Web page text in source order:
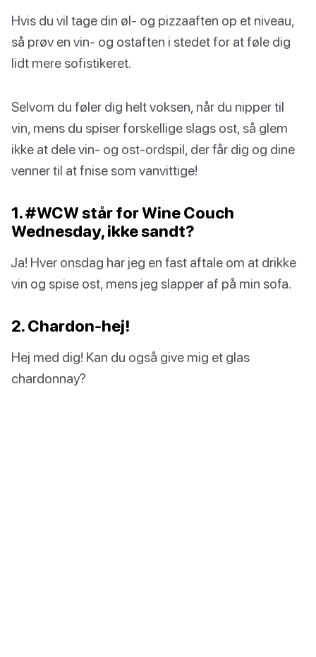
Hvis du vil tage din øl- og pizzaaften op et niveau,
så prøv en vin- og ostaften i stedet for at føle dig
lidt mere sofistikeret.
Selvom du føler dig helt voksen, når du nipper til
vin, mens du spiser forskellige slags ost, så glem
ikke at dele vin- og ost-ordspil, der får dig og dine
venner til at fnise som vanvittige!
1. #WCW står for Wine Couch
Wednesday, ikke sandt?
Ja! Hver onsdag har jeg en fast aftale om at drikke
vin og spise ost, mens jeg slapper af på min sofa.
2. Chardon-hej!
Hej med dig! Kan du også give mig et glas
chardonnay?